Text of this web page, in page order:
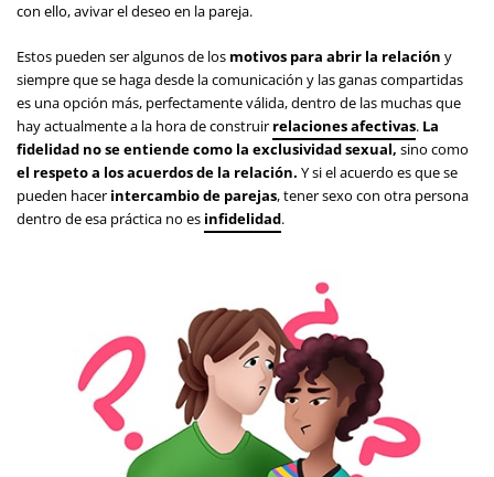
con ello, avivar el deseo en la pareja.
Estos pueden ser algunos de los motivos para abrir la relación y
siempre que se haga desde la comunicación y las ganas compartidas
es una opción más, perfectamente válida, dentro de las muchas que
hay actualmente a la hora de construir relaciones afectivas. La
fidelidad no se entiende como la exclusividad sexual, sino como
el respeto a los acuerdos de la relación. Y si el acuerdo es que se
pueden hacer intercambio de parejas, tener sexo con otra persona
dentro de esa práctica no es infidelidad.